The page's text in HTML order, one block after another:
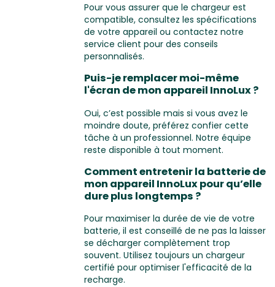
Pour vous assurer que le chargeur est
compatible, consultez les spécifications
de votre appareil ou contactez notre
service client pour des conseils
personnalisés.
Puis-je remplacer moi-même
l'écran de mon appareil InnoLux ?
Oui, c’est possible mais si vous avez le
moindre doute, préférez confier cette
tâche à un professionnel. Notre équipe
reste disponible à tout moment.
Comment entretenir la batterie de
mon appareil InnoLux pour qu’elle
dure plus longtemps ?
Pour maximiser la durée de vie de votre
batterie, il est conseillé de ne pas la laisser
se décharger complètement trop
souvent. Utilisez toujours un chargeur
certifié pour optimiser l'efficacité de la
recharge.